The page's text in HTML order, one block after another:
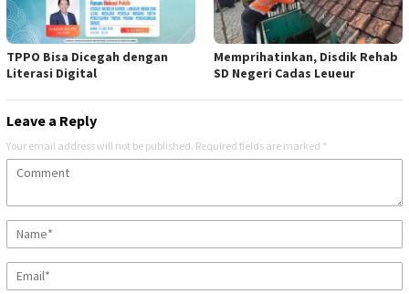
TPPO Bisa Dicegah dengan
Literasi Digital
Memprihatinkan, Disdik Rehab
SD Negeri Cadas Leueur
Leave a Reply
Your email address will not be published. Required fields are marked *